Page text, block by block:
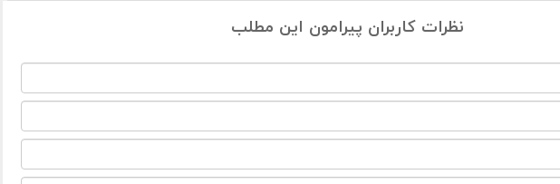
نظرات کاربران پیرامون این مطلب